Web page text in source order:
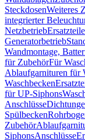
SteckdosenWeiteres
integrierter
Netzbetrieb
Generatorbetrieb
Wandmontage,
für ZubehörFür
Ablaufgarnituren für
Waschbecken
für UP-Siphons
Anschlüsse
Spülbecken
Zubehör
SiphonsAnschlüsse